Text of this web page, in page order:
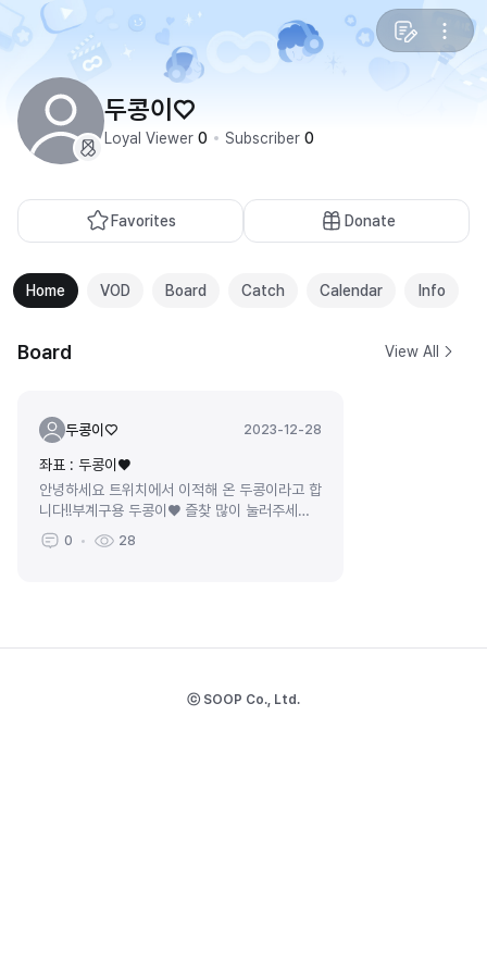
두콩이♡
Loyal Viewer 0 Subscriber 0
Favorites Donate
Home VOD Board Catch Calendar Info
Board View All
두콩이♡ 2023-12-28
좌표 : 두콩이♥
안녕하세요 트위치에서 이적해 온 두콩이라고 합
니다!!부계구용 두콩이♥ 즐찾 많이 눌러주세용
❣️
0 28
ⓒ SOOP Co., Ltd.